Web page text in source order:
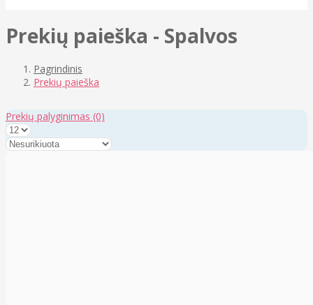
Prekių paieška - Spalvos
Pagrindinis
Prekių paieška
Prekių palyginimas (0)